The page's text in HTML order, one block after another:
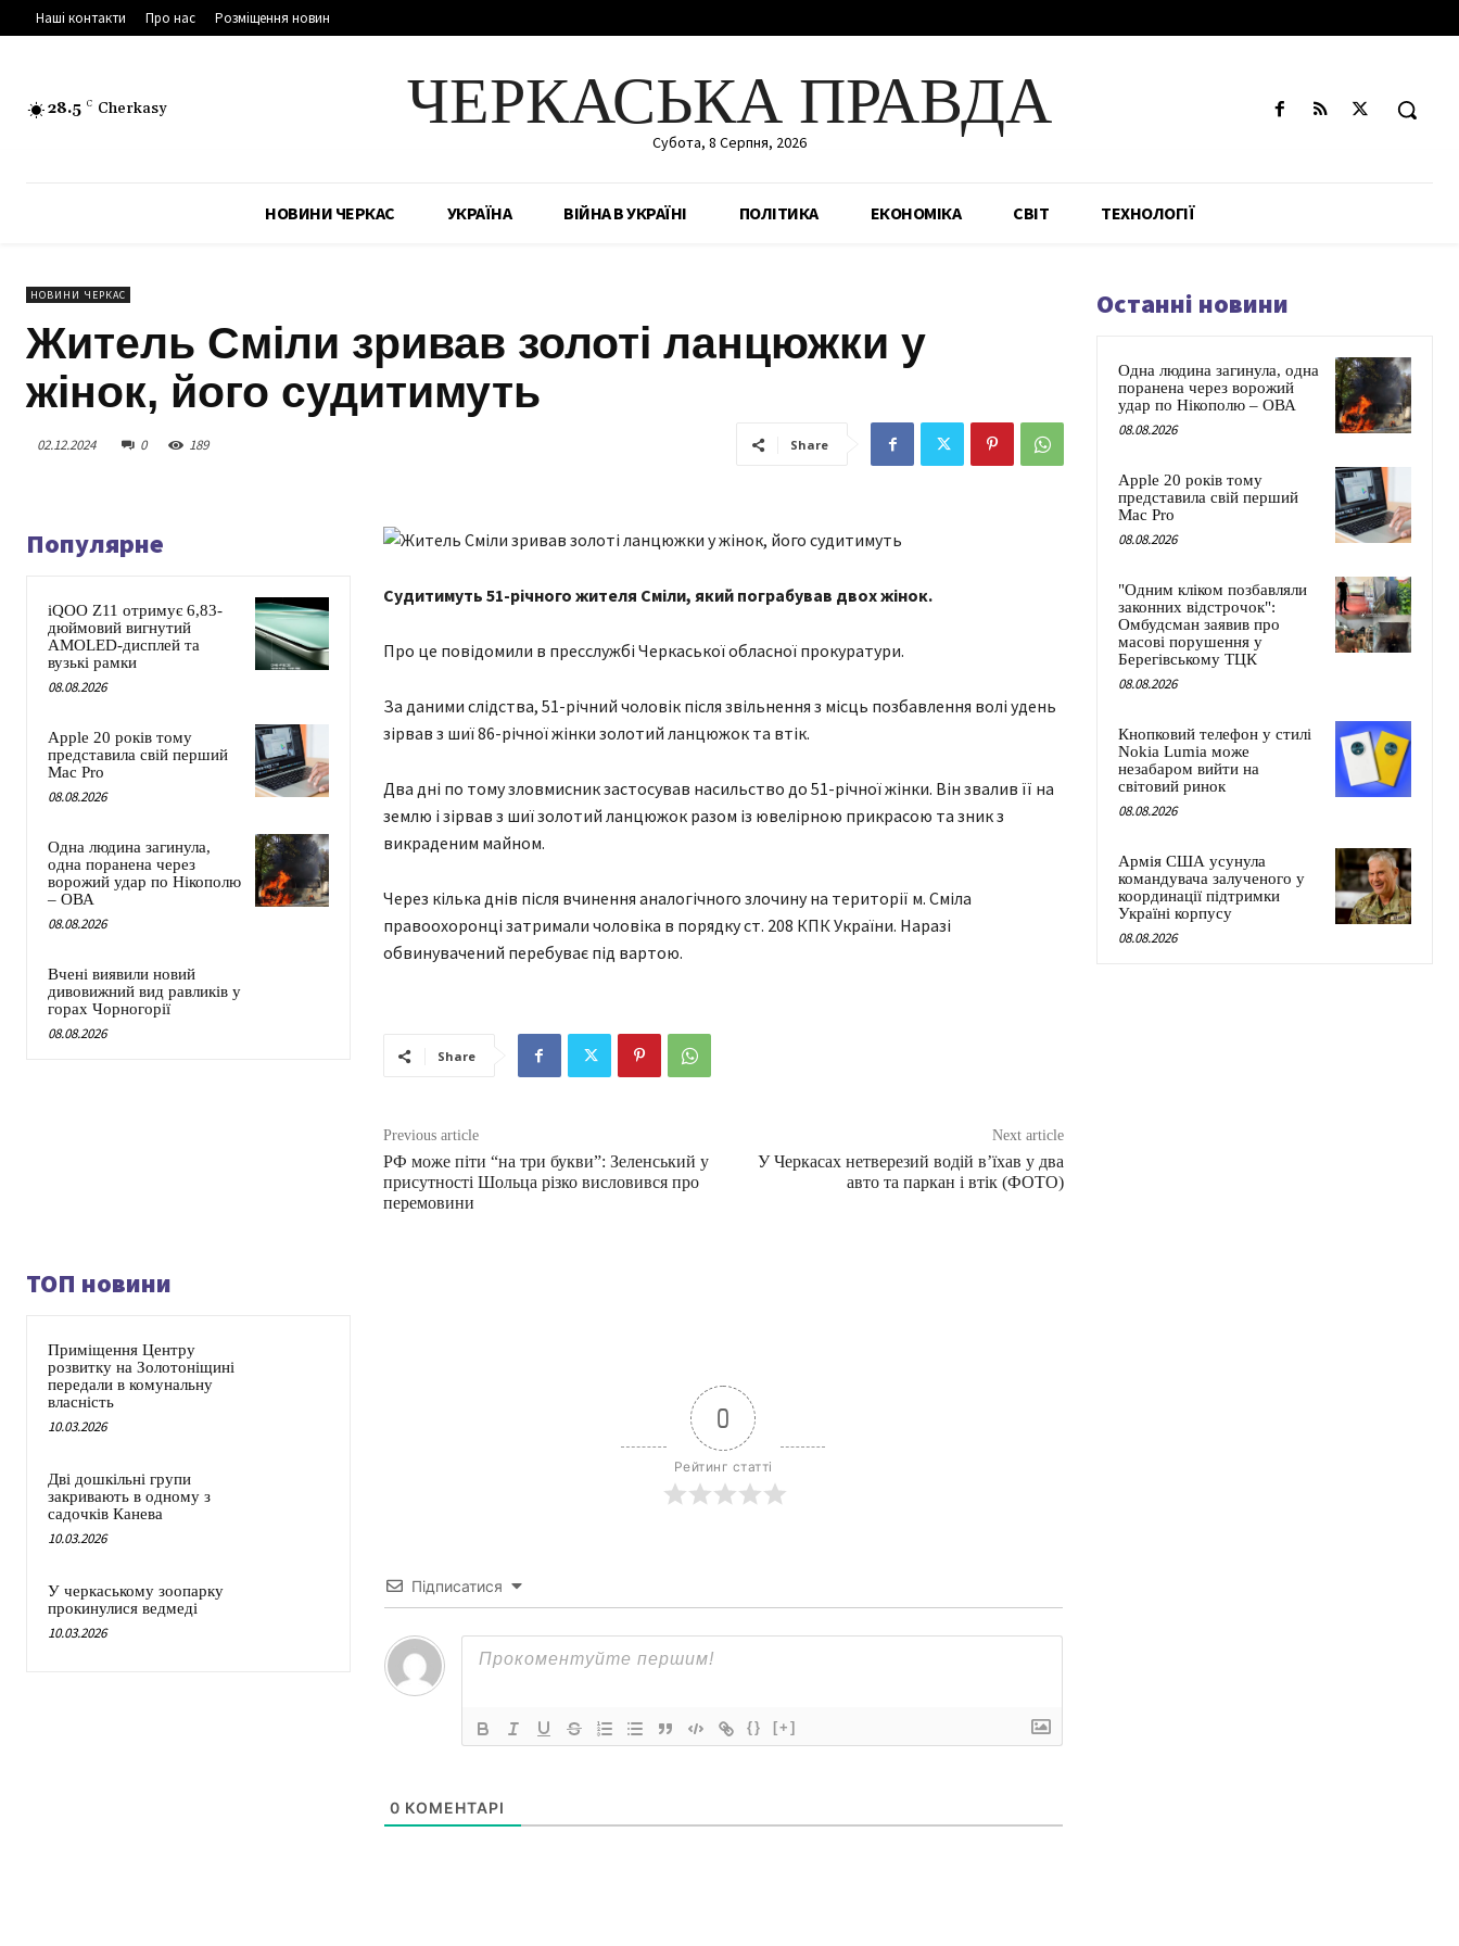
Наші контакти Про нас Розміщення новин
28.5 C Cherkasy ЧЕРКАСЬКА ПРАВДА
Субота, 8 Серпня, 2026
НОВИНИ ЧЕРКАС УКРАЇНА ВІЙНА В УКРАЇНІ ПОЛІТИКА ЕКОНОМІКА СВІТ ТЕХНОЛОГІЇ
НОВИНИ ЧЕРКАС
Житель Сміли зривав золоті ланцюжки у
жінок, його судитимуть
02.12.2024 0 189 Share
Популярне
iQOO Z11 отримує 6,83-
дюймовий вигнутий
AMOLED-дисплей та
вузькі рамки
08.08.2026
Apple 20 років тому
представила свій перший
Mac Pro
08.08.2026
Одна людина загинула,
одна поранена через
ворожий удар по Нікополю
– ОВА
08.08.2026
Вчені виявили новий
дивовижний вид равликів у
горах Чорногорії
08.08.2026
Судитимуть 51-річного жителя Сміли, який пограбував двох жінок.
Про це повідомили в пресслужбі Черкаської обласної прокуратури.
За даними слідства, 51-річний чоловік після звільнення з місць позбавлення волі удень
зірвав з шиї 86-річної жінки золотий ланцюжок та втік.
Два дні по тому зловмисник застосував насильство до 51-річної жінки. Він звалив її на
землю і зірвав з шиї золотий ланцюжок разом із ювелірною прикрасою та зник з
викраденим майном.
Через кілька днів після вчинення аналогічного злочину на території м. Сміла
правоохоронці затримали чоловіка в порядку ст. 208 КПК України. Наразі
обвинувачений перебуває під вартою.
Share
Previous article
РФ може піти “на три букви”: Зеленський у
присутності Шольца різко висловився про
перемовини
Next article
У Черкасах нетверезий водій в’їхав у два
авто та паркан і втік (ФОТО)
ТОП новини
Приміщення Центру
розвитку на Золотоніщині
передали в комунальну
власність
10.03.2026
Дві дошкільні групи
закривають в одному з
садочків Канева
10.03.2026
У черкаському зоопарку
прокинулися ведмеді
10.03.2026
0
Рейтинг статті
Підписатися
{} [+]
0 КОМЕНТАРІ
Останні новини
Одна людина загинула, одна
поранена через ворожий
удар по Нікополю – ОВА
08.08.2026
Apple 20 років тому
представила свій перший
Mac Pro
08.08.2026
"Одним кліком позбавляли
законних відстрочок":
Омбудсман заявив про
масові порушення у
Берегівському ТЦК
08.08.2026
Кнопковий телефон у стилі
Nokia Lumia може
незабаром вийти на
світовий ринок
08.08.2026
Армія США усунула
командувача залученого у
координації підтримки
Україні корпусу
08.08.2026